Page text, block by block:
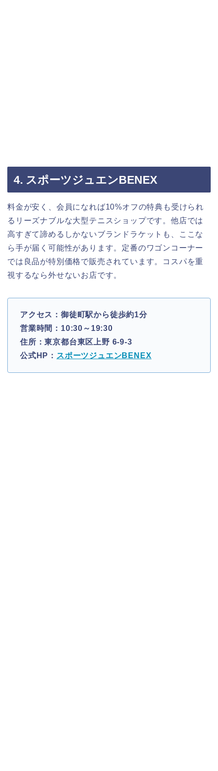
4. スポーツジュエンBENEX
料金が安く、会員になれば10%オフの特典も受けられ
るリーズナブルな大型テニスショップです。他店では
高すぎて諦めるしかないブランドラケットも、ここな
ら手が届く可能性があります。定番のワゴンコーナー
では良品が特別価格で販売されています。コスパを重
視するなら外せないお店です。
アクセス：御徒町駅から徒歩約1分
営業時間：10:30～19:30
住所：東京都台東区上野 6-9-3
公式HP： スポーツジュエンBENEX